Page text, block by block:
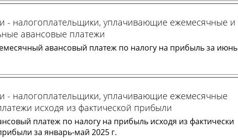
- налогоплательщики, уплачивающие ежемесячные и
авансовые платежи
авансовый платеж по налогу на прибыль за июнь
- налогоплательщики, уплачивающие ежемесячные
исходя из фактической прибыли
платеж по налогу на прибыль исходя из фактически
за январь-май 2025 г.